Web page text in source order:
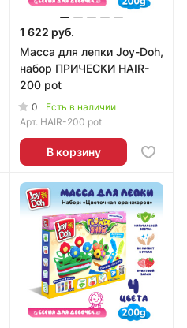
1 622 руб.
Масса для лепки Joy-Doh,
набор ПРИЧЕСКИ HAIR-
200 pot
0
Есть в наличии
Арт. HAIR-200 pot
В корзину